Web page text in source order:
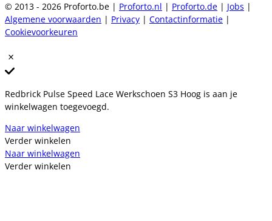
© 2013 - 2026 Proforto.be | Proforto.nl | Proforto.de | Jobs |
Algemene voorwaarden | Privacy | Contactinformatie |
Cookievoorkeuren
Redbrick Pulse Speed Lace Werkschoen S3 Hoog is aan je
winkelwagen toegevoegd.
Naar winkelwagen
Verder winkelen
Naar winkelwagen
Verder winkelen